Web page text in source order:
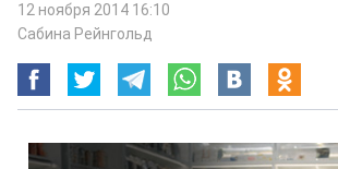
12 ноября 2014 16:10
Сабина Рейнгольд